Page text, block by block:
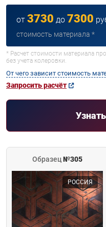
от 3730 до 7300
стоимость материала *
* Расчет стоимости материала
без учета колеровки.
От чего зависит стоимость
Запросить расчёт
Образец№305
РОССИЯ